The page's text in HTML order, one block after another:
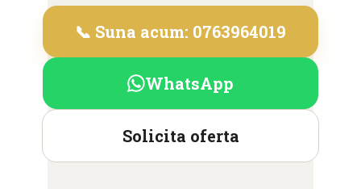
📞 Suna acum: 0763964019
WhatsApp
Solicita oferta